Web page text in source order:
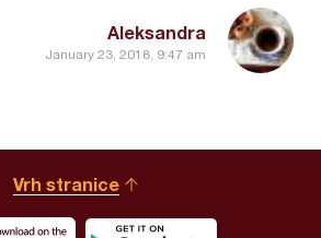
Aleksandra
January 23, 2018, 9:47 am
Vrh stranice